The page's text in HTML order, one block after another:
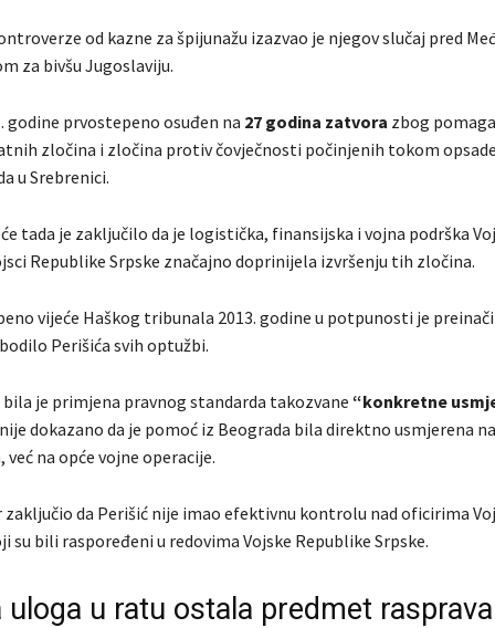
od kazne za špijunažu izazvao je njegov slučaj pred
za bivšu Jugoslaviju.
godine prvostepeno osuđen na 27 godina zatvora zbog
zločina i zločina protiv čovječnosti počinjenih tokom
u Srebrenici.
tada je zaključilo da je logistička, finansijska i vojna podrška
Republike Srpske značajno doprinijela izvršenju tih zločina.
vijeće Haškog tribunala 2013. godine u potpunosti je
Perišića svih optužbi.
je primjena pravnog standarda takozvane “konkretne
dokazano da je pomoć iz Beograda bila direktno usmjerena
na opće vojne operacije.
zaključio da Perišić nije imao efektivnu kontrolu nad oficirima
su bili raspoređeni u redovima Vojske Republike Srpske.
uloga u ratu ostala predmet rasprava